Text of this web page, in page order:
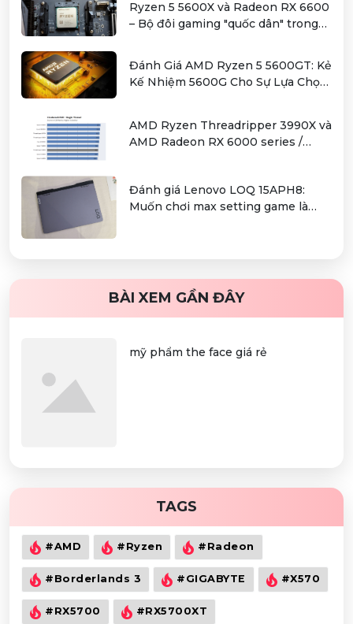
Ryzen 5 5600X và Radeon RX 6600
– Bộ đôi gaming "quốc dân" trong
Đánh Giá AMD Ryzen 5 5600GT: Kẻ
Kế Nhiệm 5600G Cho Sự Lựa Chọn
AMD Ryzen Threadripper 3990X và
AMD Radeon RX 6000 series /
làm đồ hoạ chuyên nghiệp
Đánh giá Lenovo LOQ 15APH8:
Muốn chơi max setting game là
BÀI XEM GẦN ĐÂY
mỹ phẩm the face giá rẻ
TAGS
#AMD #Ryzen #Radeon
#Borderlands 3 #GIGABYTE #X570
#RX5700 #RX5700XT